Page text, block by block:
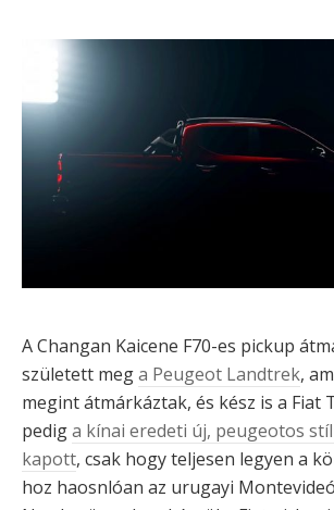
A Changan Kaicene F70-es pickup
született mega Peugeot Landtrek,
megint átmárkáztak, és kész is a Fiat
pediga kínai eredeti új, peugeotos
kapott, csak hogy teljesen legyen a
hoz haosnlóan az urugayi